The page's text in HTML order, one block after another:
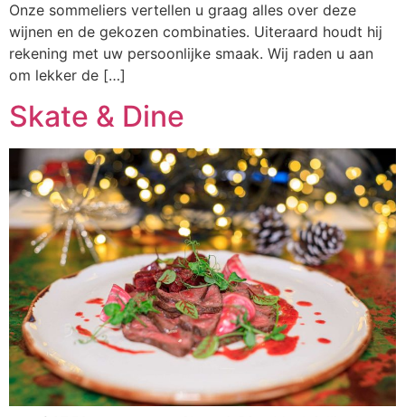
Onze sommeliers vertellen u graag alles over deze
wijnen en de gekozen combinaties. Uiteraard houdt hij
rekening met uw persoonlijke smaak. Wij raden u aan
om lekker de […]
Skate & Dine